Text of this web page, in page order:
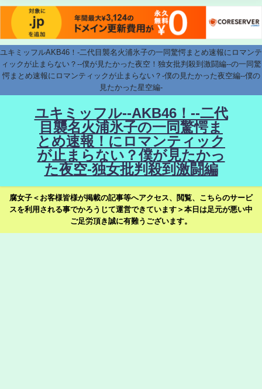
ユキミッフルAKB46！-二代目襲名火浦氷子の一同驚愕まとめ速報にロマンテ
ィックが止まらない？--僕が見たかった夜空！独女批判殺到激闘編--の一同驚
愕まとめ速報にロマンティックが止まらない？-僕の見たかった夜空編--僕の
見たかった星空編-
ユキミッフル--AKB46！--二代
目襲名火浦氷子の一同驚愕ま
とめ速報！にロマンティック
が止まらない？僕が見たかっ
た夜空-独女批判殺到激闘編
腐女子＜お客様皆様が掲載の記事等へアクセス、閲覧、こちらのサービ
スを利用される事でかろうじて運営できています＞本日は足元が悪い中
ご足労頂き誠に有難うございます。